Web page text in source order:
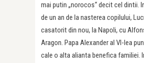
mai putin „norocos“ decit cel dintii.
de un an de la nasterea copilului,
casatorit din nou, la Napoli, cu
Aragon. Papa Alexander al VI-lea
cale o alta alianta benefica familiei.